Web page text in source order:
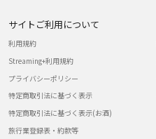
サイトご利用について
利用規約
Streaming+利用規約
プライバシーポリシー
特定商取引法に基づく表示
特定商取引法に基づく表示(お酒)
旅行業登録表・約款等